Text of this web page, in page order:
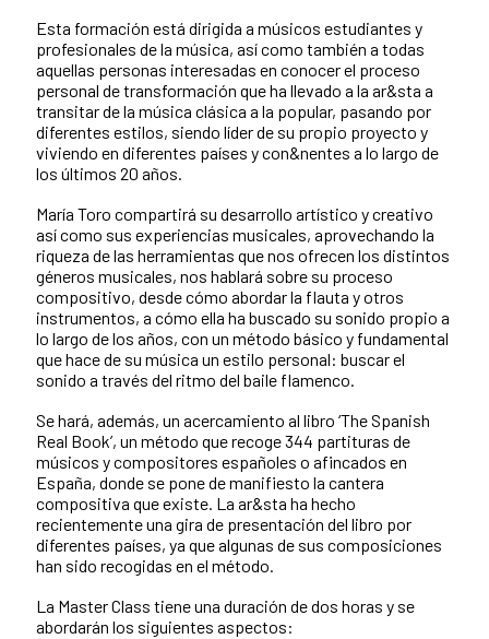
Esta formación está dirigida a músicos estudiantes y
profesionales de la música, así como también a todas
aquellas personas interesadas en conocer el proceso
personal de transformación que ha llevado a la ar&sta a
transitar de la música clásica a la popular, pasando por
diferentes estilos, siendo líder de su propio proyecto y
viviendo en diferentes países y con&nentes a lo largo de
los últimos 20 años.
María Toro compartirá su desarrollo artístico y creativo
así como sus experiencias musicales, aprovechando la
riqueza de las herramientas que nos ofrecen los distintos
géneros musicales, nos hablará sobre su proceso
compositivo, desde cómo abordar la flauta y otros
instrumentos, a cómo ella ha buscado su sonido propio a
lo largo de los años, con un método básico y fundamental
que hace de su música un estilo personal: buscar el
sonido a través del ritmo del baile flamenco.
Se hará, además, un acercamiento al libro ‘The Spanish
Real Book’, un método que recoge 344 partituras de
músicos y compositores españoles o afincados en
España, donde se pone de manifiesto la cantera
compositiva que existe. La ar&sta ha hecho
recientemente una gira de presentación del libro por
diferentes países, ya que algunas de sus composiciones
han sido recogidas en el método.
La Master Class tiene una duración de dos horas y se
abordarán los siguientes aspectos: